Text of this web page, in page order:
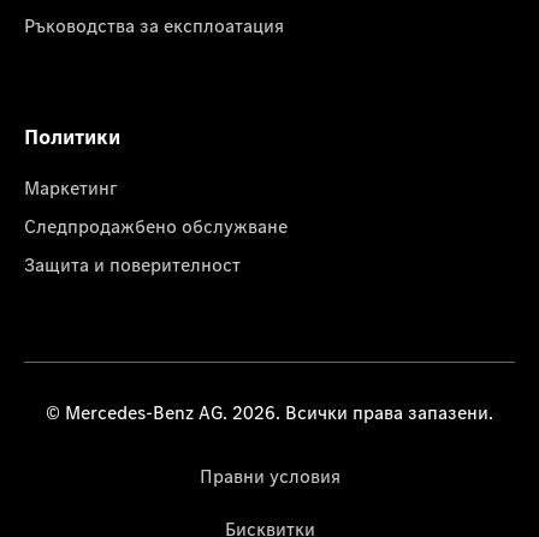
Ръководства за експлоатация
Политики
Маркетинг
Следпродажбено обслужване
Защита и поверителност
© Mercedes-Benz AG. 2026. Всички права запазени.
Правни условия
Бисквитки